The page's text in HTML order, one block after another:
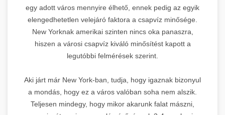
egy adott város mennyire élhető, ennek pedig az egyik
elengedhetetlen velejáró faktora a csapvíz minősége.
New Yorknak amerikai szinten nincs oka panaszra,
hiszen a városi csapvíz kiváló minősítést kapott a
legutóbbi felmérések szerint.
Aki járt már New York-ban, tudja, hogy igaznak bizonyul
a mondás, hogy ez a város valóban soha nem alszik.
Teljesen mindegy, hogy mikor akarunk falat mászni,